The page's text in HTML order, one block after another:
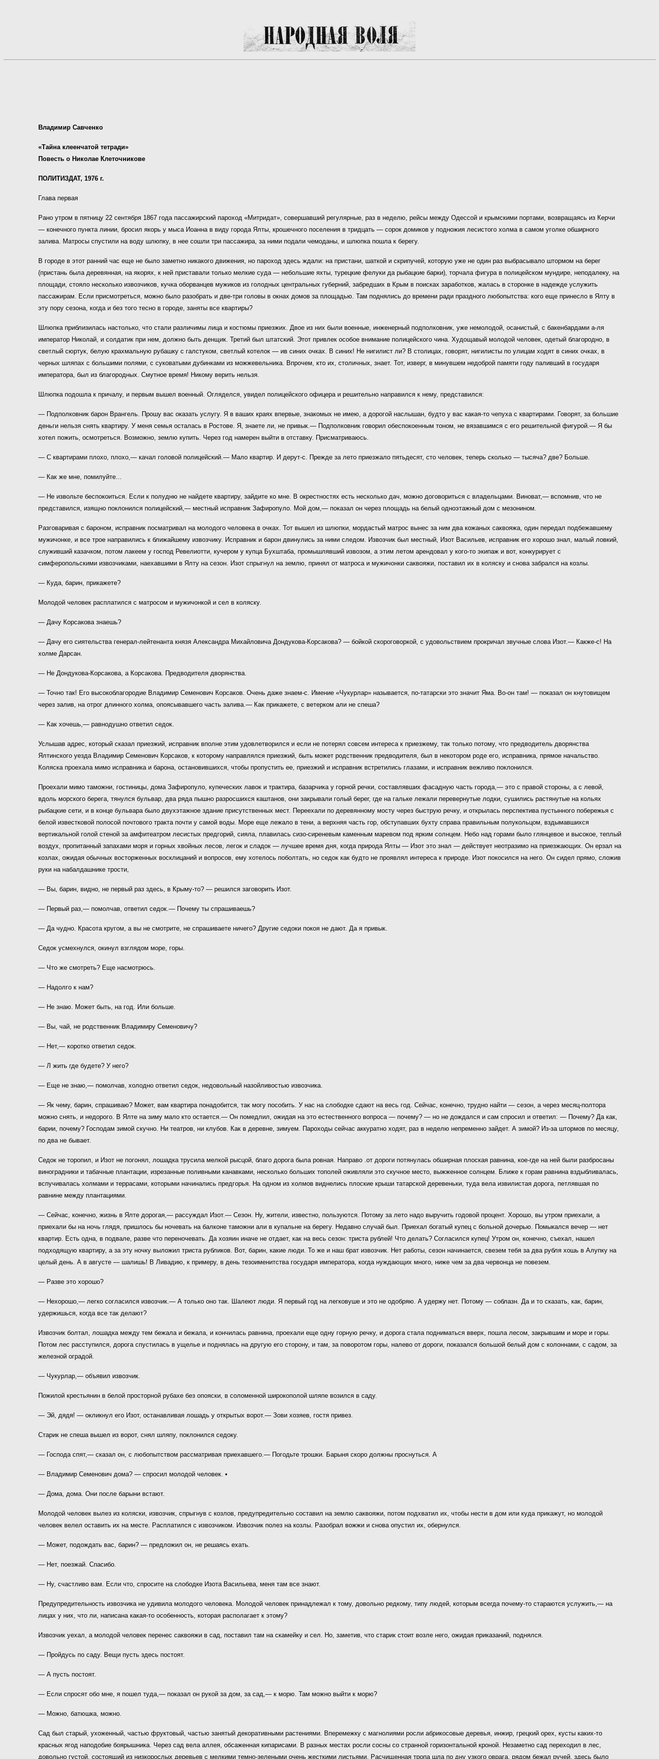
Владимир Савченко
«Тайна клеенчатой тетради»
Повесть о Николае Клеточникове
ПОЛИТИЗДАТ, 1976 г.
Глава первая
Рано утром в пятницу 22 сентября 1867 года пассажирский пароход «Митридат», совершавший регулярные, раз в неделю, рейсы между Одессой и крымскими портами, возвращаясь из Керчи
— конечного пункта линии, бросил якорь у мыса Иоанна в виду города Ялты, крошечного поселения в тридцать — сорок домиков у подножия лесистого холма в самом уголке обширного
залива. Матросы спустили на воду шлюпку, в нее сошли три пассажира, за ними подали чемоданы, и шлюпка пошла к берегу.
В городе в этот ранний час еще не было заметно никакого движения, но пароход здесь ждали: на пристани, шаткой и скрипучей, которую уже не один раз выбрасывало штормом на берег
(пристань была деревянная, на якорях, к ней приставали только мелкие суда — небольшие яхты, турецкие фелуки да рыбацкие барки), торчала фигура в полицейском мундире, неподалеку, на
площади, стояло несколько извозчиков, кучка оборванцев мужиков из голодных центральных губерний, забредших в Крым в поисках заработков, жалась в сторонке в надежде услужить
пассажирам. Если присмотреться, можно было разобрать и две-три головы в окнах домов за площадью. Там поднялись до времени ради праздного любопытства: кого еще принесло в Ялту в
эту пору сезона, когда и без того тесно в городе, заняты все квартиры?
Шлюпка приблизилась настолько, что стали различимы лица и костюмы приезжих. Двое из них были военные, инженерный подполковник, уже немолодой, осанистый, с бакенбардами а-ля
император Николай, и солдатик при нем, должно быть денщик. Третий был штатский. Этот привлек особое внимание полицейского чина. Худощавый молодой человек, одетый благородно, в
светлый сюртук, белую крахмальную рубашку с галстуком, светлый котелок — ив синих очках. В синих! Не нигилист ли? В столицах, говорят, нигилисты по улицам ходят в синих очках, в
черных шляпах с большими полями, с суковатыми дубинками из можжевельника. Впрочем, кто их, столичных, знает. Тот, изверг, в минувшем недоброй памяти году паливший в государя
императора, был из благородных. Смутное время! Никому верить нельзя.
Шлюпка подошла к причалу, и первым вышел военный. Огляделся, увидел полицейского офицера и решительно направился к нему, представился:
— Подполковник барон Врангель. Прошу вас оказать услугу. Я в ваших краях впервые, знакомых не имею, а дорогой наслышан, будто у вас какая-то чепуха с квартирами. Говорят, за большие
деньги нельзя снять квартиру. У меня семья осталась в Ростове. Я, знаете ли, не привык.— Подполковник говорил обеспокоенным тоном, не вязавшимся с его решительной фигурой.— Я бы
хотел пожить, осмотреться. Возможно, землю купить. Через год намерен выйти в отставку. Присматриваюсь.
— С квартирами плохо, плохо,— качал головой полицейский.— Мало квартир. И дерут-с. Прежде за лето приезжало пятьдесят, сто человек, теперь сколько — тысяча? две? Больше.
— Как же мне, помилуйте...
— Не извольте беспокоиться. Если к полудню не найдете квартиру, зайдите ко мне. В окрестностях есть несколько дач, можно договориться с владельцами. Виноват,— вспомнив, что не
представился, изящно поклонился полицейский,— местный исправник Зафиропуло. Мой дом,— показал он через площадь на белый одноэтажный дом с мезонином.
Разговаривая с бароном, исправник посматривал на молодого человека в очках. Тот вышел из шлюпки, мордастый матрос вынес за ним два кожаных саквояжа, один передал подбежавшему
мужичонке, и все трое направились к ближайшему извозчику. Исправник и барон двинулись за ними следом. Извозчик был местный, Изот Васильев, исправник его хорошо знал, малый ловкий,
служивший казачком, потом лакеем у господ Ревелиотти, кучером у купца Бухштаба, промышлявший извозом, а этим летом арендовал у кого-то экипаж и вот, конкурирует с
симферопольскими извозчиками, наехавшими в Ялту на сезон. Изот спрыгнул на землю, принял от матроса и мужичонки саквояжи, поставил их в коляску и снова забрался на козлы.
— Куда, барин, прикажете?
Молодой человек расплатился с матросом и мужичонкой и сел в коляску.
— Дачу Корсакова знаешь?
— Дачу его сиятельства генерал-лейтенанта князя Александра Михайловича Дондукова-Корсакова? — бойкой скороговоркой, с удовольствием прокричал звучные слова Изот.— Какже-с! На
холме Дарсан.
— Не Дондукова-Корсакова, а Корсакова. Предводителя дворянства.
— Точно так! Его высокоблагородие Владимир Семенович Корсаков. Очень даже знаем-с. Имение «Чукурлар» называется, по-татарски это значит Яма. Во-он там! — показал он кнутовищем
через залив, на отрог длинного холма, опоясывавшего часть залива.— Как прикажете, с ветерком али не спеша?
— Как хочешь,— равнодушно ответил седок.
Услышав адрес, который сказал приезжий, исправник вполне этим удовлетворился и если не потерял совсем интереса к приезжему, так только потому, что предводитель дворянства
Ялтинского уезда Владимир Семенович Корсаков, к которому направлялся приезжий, быть может родственник предводителя, был в некотором роде его, исправника, прямое начальство.
Коляска проехала мимо исправника и барона, остановившихся, чтобы пропустить ее, приезжий и исправник встретились глазами, и исправник вежливо поклонился.
Проехали мимо таможни, гостиницы, дома Зафиропуло, купеческих лавок и трактира, базарчика у горной речки, составлявших фасадную часть города,— это с правой стороны, а с левой,
вдоль морского берега, тянулся бульвар, два ряда пышно разросшихся каштанов, они закрывали голый берег, где на гальке лежали перевернутые лодки, сушились растянутые на кольях
рыбацкие сети, и в конце бульвара было двухэтажное здание присутственных мест. Переехали по деревянному мосту через быструю речку, и открылась перспектива пустынного побережья с
белой известковой полосой почтового тракта почти у самой воды. Море еще лежало в тени, а верхняя часть гор, обступавших бухту справа правильным полукольцом, вздымавшихся
вертикальной голой стеной за амфитеатром лесистых предгорий, сияла, плавилась сизо-сиреневым каменным маревом под ярким солнцем. Небо над горами было глянцевое и высокое, теплый
воздух, пропитанный запахами моря и горных хвойных лесов, легок и сладок — лучшее время дня, когда природа Ялты — Изот это знал — действует неотразимо на приезжающих. Он ерзал на
козлах, ожидая обычных восторженных восклицаний и вопросов, ему хотелось поболтать, но седок как будто не проявлял интереса к природе. Изот покосился на него. Он сидел прямо, сложив
руки на набалдашнике трости,
— Вы, барин, видно, не первый раз здесь, в Крыму-то? — решился заговорить Изот.
— Первый раз,— помолчав, ответил седок.— Почему ты спрашиваешь?
— Да чудно. Красота кругом, а вы не смотрите, не спрашиваете ничего? Другие седоки покоя не дают. Да я привык.
Седок усмехнулся, окинул взглядом море, горы.
— Что же смотреть? Еще насмотрюсь.
— Надолго к нам?
— Не знаю. Может быть, на год. Или больше.
— Вы, чай, не родственник Владимиру Семеновичу?
— Нет,— коротко ответил седок.
— Л жить где будете? У него?
— Еще не знаю,— помолчав, холодно ответил седок, недовольный назойливостью извозчика.
— Як чему, барин, спрашиваю? Может, вам квартира понадобится, так могу пособить. У нас на слободке сдают на весь год. Сейчас, конечно, трудно найти — сезон, а через месяц-полтора
можно снять, и недорого. В Ялте на зиму мало кто остается.— Он помедлил, ожидая на это естественного вопроса — почему? — но не дождался и сам спросил и ответил: — Почему? Да как,
барии, почему? Господам зимой скучно. Ни театров, ни клубов. Как в деревне, зимуем. Пароходы сейчас аккуратно ходят, раз в неделю непременно зайдет. А зимой? Из-за штормов по месяцу,
по два не бывает.
Седок не торопил, и Изот не погонял, лошадка трусила мелкой рысцой, благо дорога была ровная. Направо .от дороги потянулась обширная плоская равнина, кое-где на ней были разбросаны
виноградники и табачные плантации, изрезанные поливными канавками, несколько больших тополей оживляли это скучное место, выжженное солнцем. Ближе к горам равнина вздыбливалась,
вспучивалась холмами и террасами, которыми начинались предгорья. На одном из холмов виднелись плоские крыши татарской деревеньки, туда вела извилистая дорога, петлявшая по
равнине между плантациями.
— Сейчас, конечно, жизнь в Ялте дорогая,— рассуждал Изот.— Сезон. Ну, жители, известно, пользуются. Потому за лето надо выручить годовой процент. Хорошо, вы утром приехали, а
приехали бы на ночь глядя, пришлось бы ночевать на балконе таможни али в купальне на берегу. Недавно случай был. Приехал богатый купец с больной дочерью. Помыкался вечер — нет
квартир. Есть одна, в подвале, разве что переночевать. Да хозяин иначе не отдает, как на весь сезон: триста рублей! Что делать? Согласился купец! Утром он, конечно, съехал, нашел
подходящую квартиру, а за эту ночку выложил триста рубликов. Вот, барин, какие люди. То же и наш брат извозчик. Нет работы, сезон начинается, свезем тебя за два рубля хошь в Алупку на
целый день. А в августе — шалишь! В Ливадию, к примеру, в день тезоименитства государя императора, когда нуждающих много, ниже чем за два червонца не повезем.
— Разве это хорошо?
— Нехорошо,— легко согласился извозчик.— А только оно так. Шалеют люди. Я первый год на легковуше и это не одобряю. А удержу нет. Потому — соблазн. Да и то сказать, как, барин,
удержишься, когда все так делают?
Извозчик болтал, лошадка между тем бежала и бежала, и кончилась равнина, проехали еще одну горную речку, и дорога стала подниматься вверх, пошла лесом, закрывшим и море и горы.
Потом лес расступился, дорога спустилась в ущелье и поднялась на другую его сторону, и там, за поворотом горы, налево от дороги, показался большой белый дом с колоннами, с садом, за
железной оградой.
— Чукурлар,— объявил извозчик.
Пожилой крестьянин в белой просторной рубахе без опояски, в соломенной широкополой шляпе возился в саду.
— Эй, дядя! — окликнул его Изот, останавливая лошадь у открытых ворот.— Зови хозяев, гостя привез.
Старик не спеша вышел из ворот, снял шляпу, поклонился седоку.
— Господа спят,— сказал он, с любопытством рассматривая приехавшего.— Погодьте трошки. Барыня скоро должны проснуться. А
— Владимир Семенович дома? — спросил молодой человек. •
— Дома, дома. Они после барыни встают.
Молодой человек вылез из коляски, извозчик, спрыгнув с козлов, предупредительно составил на землю саквояжи, потом подхватил их, чтобы нести в дом или куда прикажут, но молодой
человек велел оставить их на месте. Расплатился с извозчиком. Извозчик полез на козлы. Разобрал вожжи и снова опустил их, обернулся.
— Может, подождать вас, барин? — предложил он, не решаясь ехать.
— Нет, поезжай. Спасибо.
— Ну, счастливо вам. Если что, спросите на слободке Изота Васильева, меня там все знают.
Предупредительность извозчика не удивила молодого человека. Молодой человек принадлежал к тому, довольно редкому, типу людей, которым всегда почему-то стараются услужить,— на
лицах у них, что ли, написана какая-то особенность, которая располагает к этому?
Извозчик уехал, а молодой человек перенес саквояжи в сад, поставил там на скамейку и сел. Но, заметив, что старик стоит возле него, ожидая приказаний, поднялся.
— Пройдусь по саду. Вещи пусть здесь постоят.
— А пусть постоят.
— Если спросят обо мне, я пошел туда,— показал он рукой за дом, за сад,— к морю. Там можно выйти к морю?
— Можно, батюшка, можно.
Сад был старый, ухоженный, частью фруктовый, частью занятый декоративными растениями. Вперемежку с магнолиями росли абрикосовые деревья, инжир, грецкий орех, кусты каких-то
красных ягод наподобие боярышника. Через сад вела аллея, обсаженная кипарисами. В разных местах росли сосны со странной горизонтальной кроной. Незаметно сад переходил в лес,
довольно густой, состоящий из низкорослых деревьев с мелкими темно-зелеными очень жесткими листьями. Расчищенная тропа шла по дну узкого оврага, рядом бежал ручей, здесь было